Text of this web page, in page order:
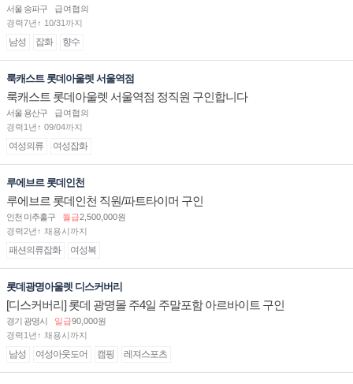
서울 송파구
급여협의
경력7년↑ 10/31까지
남성 잡화 향수
룩캐스트 롯데아울렛 서울역점
룩캐스트 롯데아울렛 서울역점 정직원 구인합니다
서울 용산구
급여협의
경력1년↑ 09/04까지
여성의류 여성잡화
루에브르 롯데인천
루에브르 롯데인천 직원/파트타이머 구인
인천 미추홀구 월급2,500,000원
경력2년↑ 채용시까지
패션의류잡화 여성복
롯데광명아울렛 디스커버리
[디스커버리] 롯데 광명몰 주4일 주말포함 아르바이트 구인
경기 광명시 일급90,000원
경력1년↑ 채용시까지
남성 여성아웃도어 캠핑 레져스포츠